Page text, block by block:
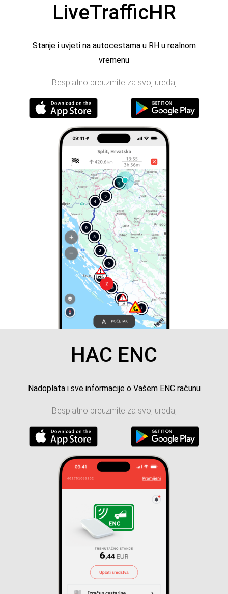
LiveTrafficHR
Stanje i uvjeti na autocestama u RH u realnom
vremenu
Besplatno preuzmite za svoj uređaj
HAC ENC
Nadoplata i sve informacije o Vašem ENC računu
Besplatno preuzmite za svoj uređaj